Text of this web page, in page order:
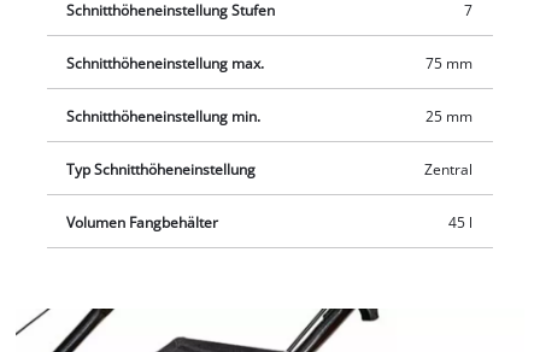
Schnitthöheneinstellung Stufen 7
Schnitthöheneinstellung max. 75 mm
Schnitthöheneinstellung min. 25 mm
Typ Schnitthöheneinstellung Zentral
Volumen Fangbehälter 45 l